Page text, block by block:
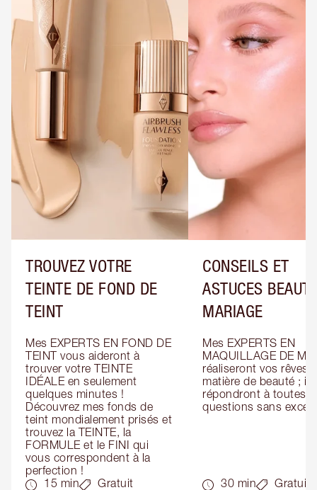
TROUVEZ VOTRE
TEINTE DE FOND DE
TEINT
Mes EXPERTS EN FOND DE
TEINT vous aideront à
trouver votre TEINTE
IDÉALE en seulement
quelques minutes !
Découvrez mes fonds de
teint mondialement prisés et
trouvez la TEINTE, la
FORMULE et le FINI qui
vous correspondent à la
perfection !
15 min
Gratuit
CONSEILS ET
ASTUCES
MARIAGE
Mes EXPERTS EN
MAQUILLAGE DE
réaliseront vos rêves
matière de beauté ; ils
répondront à toutes
questions sans
30 min Gratuit